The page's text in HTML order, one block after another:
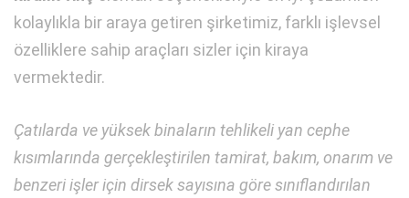
kolaylıkla bir araya getiren şirketimiz, farklı işlevsel
özelliklere sahip araçları sizler için kiraya
vermektedir.
Çatılarda ve yüksek binaların tehlikeli yan cephe
kısımlarında gerçekleştirilen tamirat, bakım, onarım ve
benzeri işler için dirsek sayısına göre sınıflandırılan